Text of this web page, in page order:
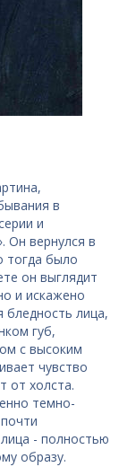
в
и
Он вернулся в
тогда было
он выглядит
и искажено
бледность лица,
губ,
с высоким
чувство
от холста.
темно-
- полностью
образу.